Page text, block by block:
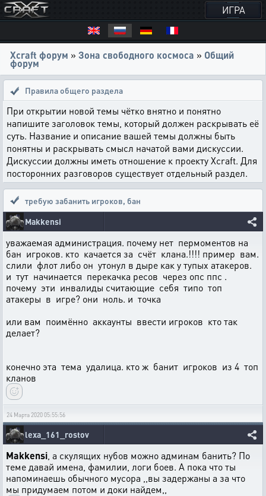
ИГРА
Xcraft форум » Зона свободного космоса » Общий
форум
Правила общего раздела
При открытии новой темы чётко внятно и понятно
напишите заголовок темы, который должен раскрывать её
суть. Название и описание вашей темы должны быть
понятны и раскрывать смысл начатой вами дискуссии.
Дискуссии должны иметь отношение к проекту Xcraft. Для
посторонних разговоров существует отдельный раздел.
требую забанить игроков, бан
Makkensi
уважаемая администрация. почему нет пермоментов на
бан игроков. кто качается за счёт клана.!!!! пример вам.
слили флот либо он утонул в дыре как у тупых атакеров.
и тут начинается перекачка ресов через опс ппс .
почему эти инвалиды считающие себя типо топ
атакеры в игре? они ноль. и точка
или вам поимённо аккаунты ввести игроков кто так
делает?
конечно эта тема удалица. кто ж банит игроков из 4 топ
кланов
24 Марта 2020 05:55:56
lexa_161_rostov
Makkensi , а скулящих нубов можно админам банить? По
теме давай имена, фамилии, логи боев. А пока что ты
напоминаешь обычного мусора ,,вы задержаны а за что
мы придумаем потом и доки найдем,,